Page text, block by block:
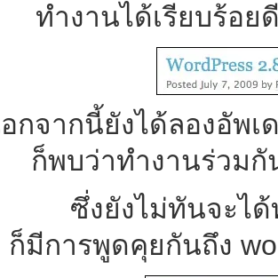
ทำงานได้เรียบร้อ
กจากนี้ยังได้ลองอัพเ
ก็พบว่าทำงานร่วม
ซึ่งยังไม่ทันจะไ
ก็มีการพูดคุยกันถึง